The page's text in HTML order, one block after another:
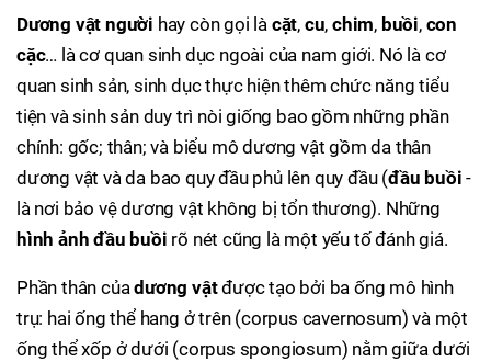
Dương vật người hay còn gọi là cặt, cu,chim, buồi, con
cặc… là cơ quan sinh dục ngoài của nam giới. Nó là cơ
quan sinh sản, sinh dục thực hiện thêm chức năng tiểu
tiện và sinh sản duy trì nòi giống bao gồm những phần
chính: gốc; thân; và biểu mô dương vật gồm da thân
dương vật và da bao quy đầu phủ lên quy đầu (đầu buồi -
là nơi bảo vệ dương vật không bị tổn thương). Những
hình ảnh đầu buồi rõ nét cũng là một yếu tố đánh giá.
Phần thân củadương vậtđược tạo bởi ba ống mô hình
trụ: hai ống thể hang ở trên (corpus cavernosum) và một
ống thể xốp ở dưới (corpus spongiosum) nằm giữa dưới